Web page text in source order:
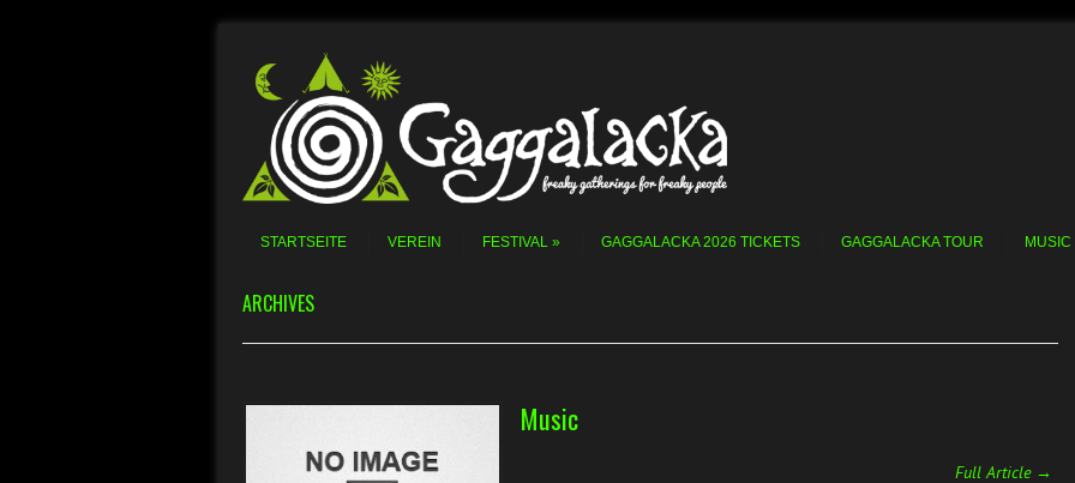
Menu
STARTSEITE
VEREIN FESTIVAL GAGGALACKA 2026 TICKETS GAGGALACKA TOUR MUSIC
ARCHIVES
Music
Full Article →